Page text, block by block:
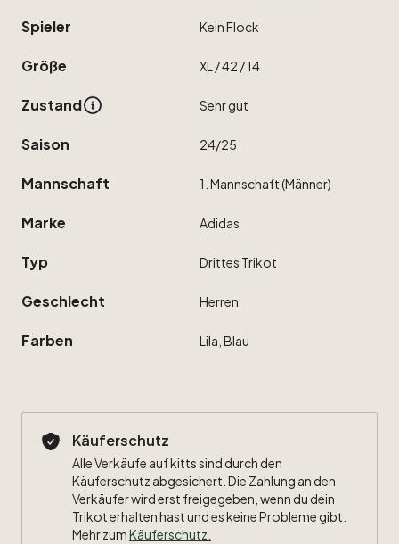
Spieler KeinFlock
Größe XL ​/​42 ​/​14
Zustand Sehrgut
Saison 24​/​25
Mannschaft 1. Mannschaft(Männer)
Marke Adidas
Typ Drittes Trikot
Geschlecht Herren
Farben Lila, Blau
Käuferschutz
Alle Verkäufe auf kitts sind durch den
Käuferschutz abgesichert. Die Zahlung an den
Verkäufer wird erst freigegeben, wenn du dein
Trikot erhalten hast und es keine Probleme gibt.
Mehr zumKäuferschutz